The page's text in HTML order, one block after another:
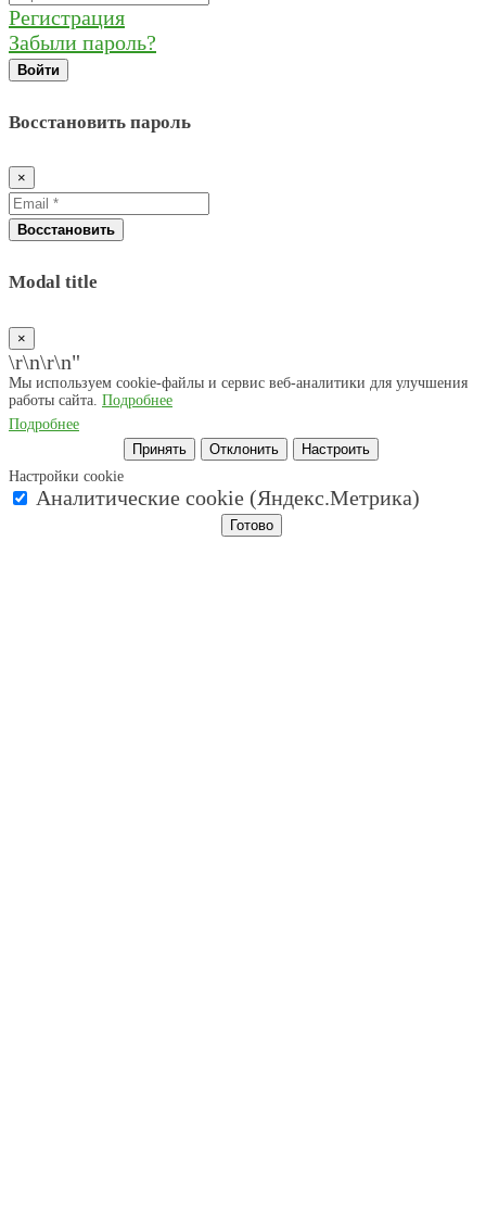
Регистрация
Забыли пароль?
Войти
Восстановить пароль
×
Восстановить
Modal title
×
\r\n\r\n"
Мы используем cookie-файлы и сервис веб-аналитики для улучшения
работы сайта. Подробнее
Подробнее
Принять
Отклонить
Настроить
Настройки cookie
Аналитические cookie (Яндекс.Метрика)
Готово